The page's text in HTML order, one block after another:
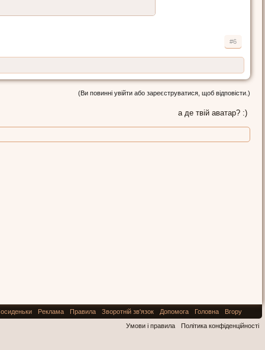
#6
(Ви повинні увійти або зареєструватися, щоб відповісти.)
а де твій аватар? :)
Реклама Правила Зворотній зв'язок Допомога Головна
Вгору
Умови і правила
Політика конфіденційності